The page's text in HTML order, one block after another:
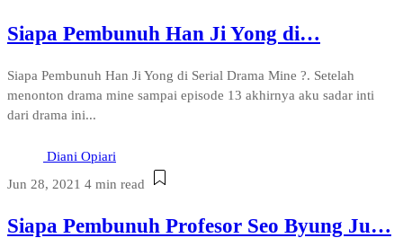
Siapa Pembunuh Han Ji Yong di…
Siapa Pembunuh Han Ji Yong di Serial Drama Mine ?. Setelah
menonton drama mine sampai episode 13 akhirnya aku sadar inti
dari drama ini...
Diani Opiari
Jun 28, 2021 4 min read
Siapa Pembunuh Profesor Seo Byung Ju…